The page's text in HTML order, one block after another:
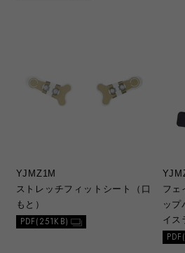
YJMZ1M
ストレッチフィットシート（口
もと）
PDF(251KB)
フェ
ップ
イス